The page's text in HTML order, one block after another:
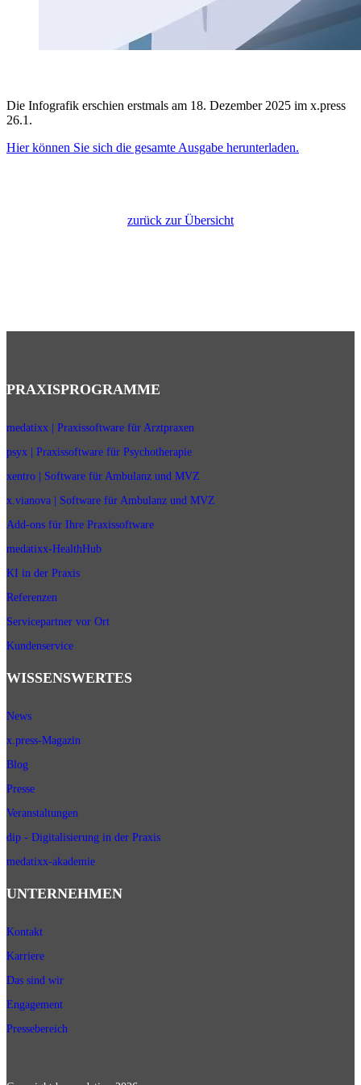
Die Infografik erschien erstmals am 18. Dezember 2025 im x.press
26.1.
Hier können Sie sich die gesamte Ausgabe herunterladen.
zurück zur Übersicht
PRAXISPROGRAMME
medatixx | Praxissoftware für Arztpraxen
psyx | Praxissoftware für Psychotherapie
xentro | Software für Ambulanz und MVZ
x.vianova | Software für Ambulanz und MVZ
Add-ons für Ihre Praxissoftware
medatixx-HealthHub
KI in der Praxis
Referenzen
Servicepartner vor Ort
Kundenservice
WISSENSWERTES
News
x.press-Magazin
Blog
Presse
Veranstaltungen
dip - Digitalisierung in der Praxis
medatixx-akademie
UNTERNEHMEN
Kontakt
Karriere
Das sind wir
Engagement
Pressebereich